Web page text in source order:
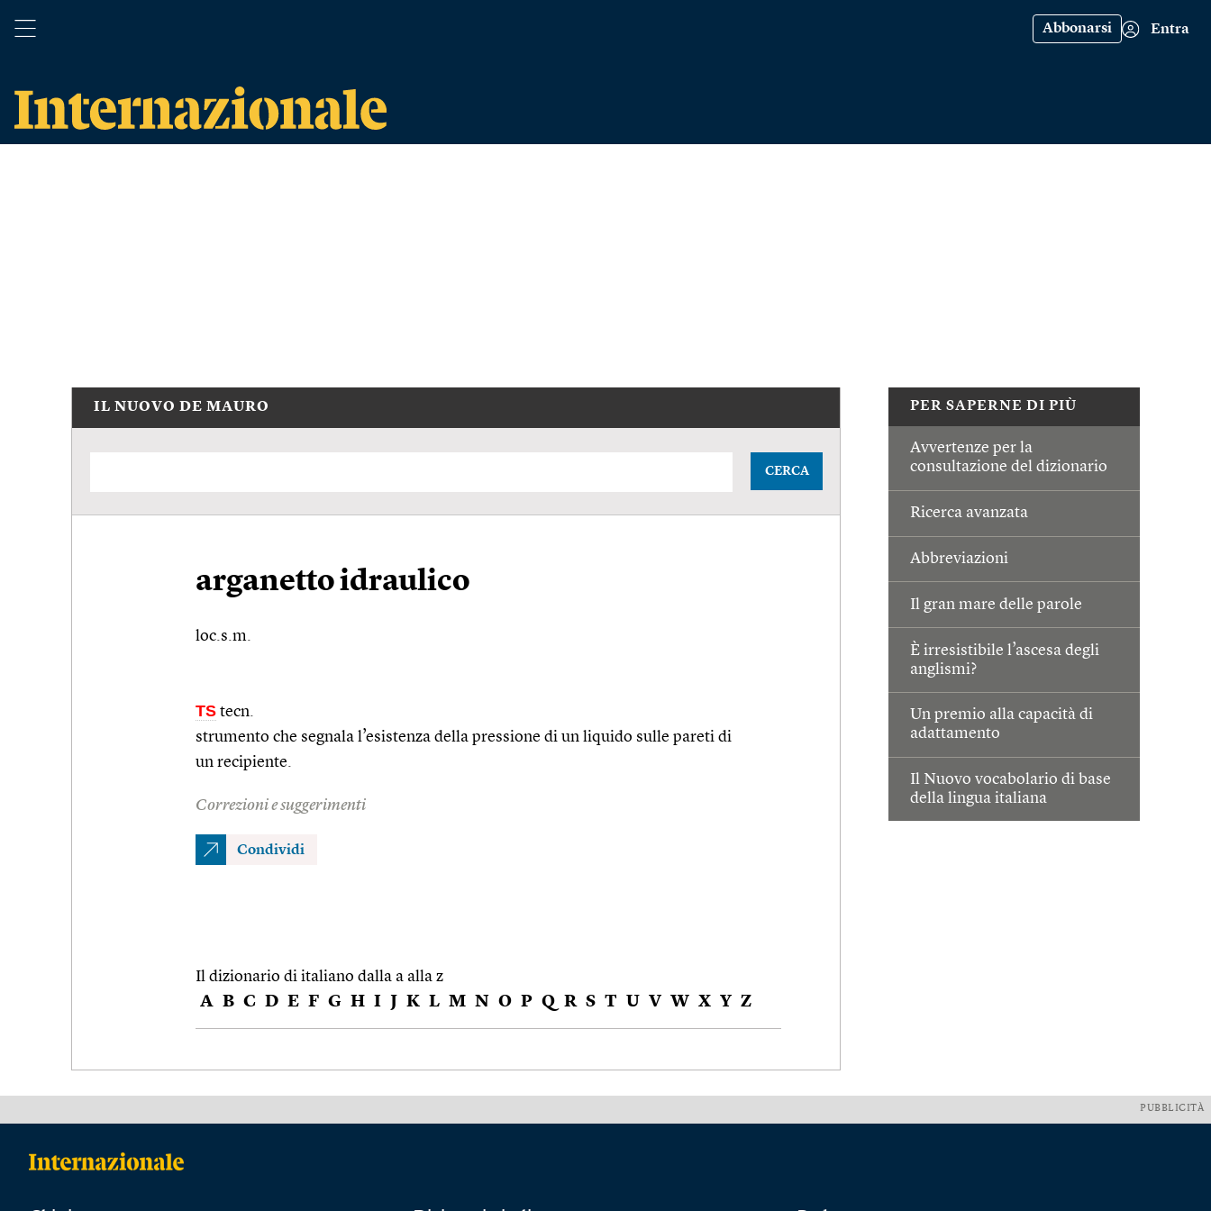
Abbonarsi Entra
PER SAPERNE DI PIÙ
Avvertenze per la
consultazione del dizionario
Ricerca avanzata
Abbreviazioni
Il gran mare delle parole
È irresistibile l’ascesa degli
anglismi?
Un premio alla capacità di
adattamento
Il Nuovo vocabolario di base
della lingua italiana
IL NUOVO DE MAURO
CERCA
arganetto idraulico
loc.s.m.
TS tecn.
strumento che segnala l’esistenza della pressione di un liquido sulle pareti di
un recipiente.
Correzioni e suggerimenti
Condividi
Il dizionario di italiano dalla a alla z
A B C D E F G H I J K L M N O P Q R S T U V W X Y Z
PUBBLICITÀ